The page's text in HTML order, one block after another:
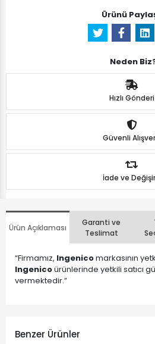
Ürünü
Neden
Hızlı Gönderi
Güvenli
İade ve
Ürün Açıklaması
Garanti ve
Teslimat
“Firmamız, Ingenicomarkasının
Ingenicoürünlerinde yetkili satıcı
vermektedir.”
Benzer Ürünler